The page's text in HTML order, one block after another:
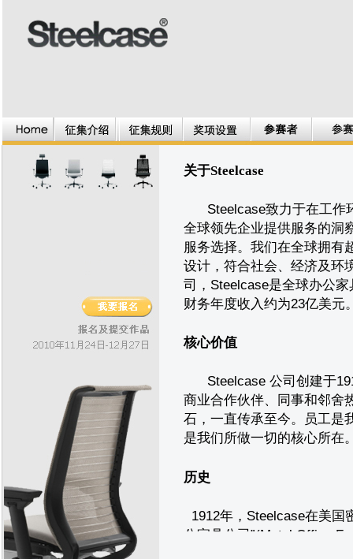
关于Steelcase
Steelcase致力于在工作
全球领先企业提供服务的洞
服务选择。我们在全球拥有
设计，符合社会、经济及环
司，Steelcase是全球办公
财务年度收入约为23亿美元
核心价值
Steelcase 公司创建于
商业合作伙伴、同事和邻舍
石，一直传承至今。员工是
是我们所做一切的核心所在
历史
1912年，Steelcase在美国
公家具公司”(Metal Office